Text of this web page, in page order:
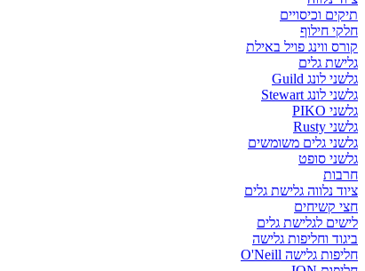
תיקים וכיסויים
חלקי חילוף
קורס ווינג פויל באילת
גלישת גלים
גלשני לונג Guild
גלשני לונג Stewart
גלשני PIKO
גלשני Rusty
גלשני גלים משומשים
גלשני סופט
חרבות
ציוד נלווה גלישת גלים
חצי קשיחים
לישים לגלישת גלים
ביגוד וחליפות גלישה
חליפות גלישה O'Neill